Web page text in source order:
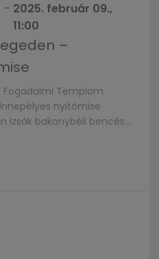
- 2025. február 09.,
11:00
–
Fogadalmi Templom
nyitómise
Izsák bakonybéli bencés